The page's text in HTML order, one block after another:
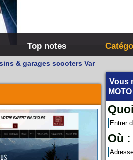
Top notes
Vous
MOTO
Où :
& garages scooters Var